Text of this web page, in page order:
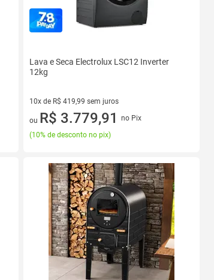
Lava e Seca Electrolux LSC12 Inverter
12kg
10x de R$ 419,99 sem juros
10 vez de R$ 419,99 sem juros
ou R$ 3.779,91
no Pix
(10% de desconto no pix)